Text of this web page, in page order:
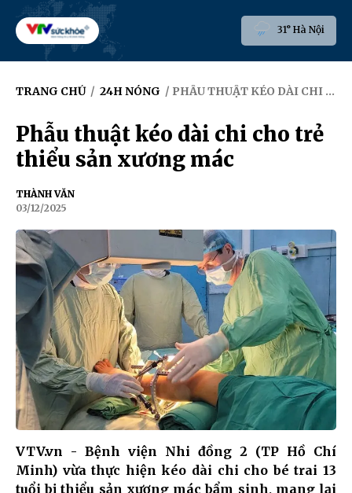
31° Hà Nội
TRANG CHỦ / 24H NÓNG / PHẪU THUẬT KÉO DÀI CHI CHO TRẺ THIỂU SẢN XƯƠNG MÁC
Phẫu thuật kéo dài chi cho trẻ
thiểu sản xương mác
THÀNH VĂN
03/12/2025
VTV.vn - Bệnh viện Nhi đồng 2 (TP Hồ Chí
Minh) vừa thực hiện kéo dài chi cho bé trai 13
tuổi bị thiểu sản xương mác bẩm sinh, mang lại